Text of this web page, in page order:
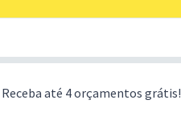
Receba até 4 orçamentos grátis!